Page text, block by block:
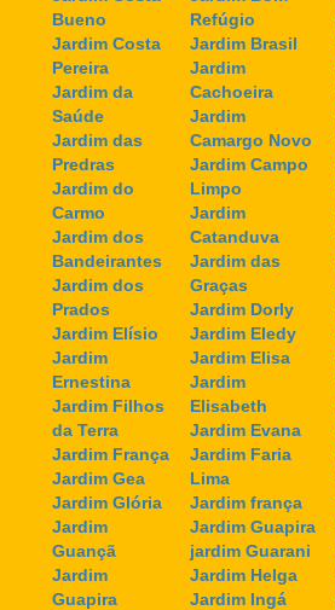
Bueno
Jardim Costa
Pereira
Jardim da
Saúde
Jardim das
Predras
Jardim do
Carmo
Jardim dos
Bandeirantes
Jardim dos
Prados
Jardim Elísio
Jardim
Ernestina
Jardim Filhos
da Terra
Jardim França
Jardim Gea
Jardim Glória
Jardim
Guançã
Jardim
Guapira
Refúgio
Jardim Brasil
Jardim
Cachoeira
Jardim
Camargo Novo
Jardim Campo
Limpo
Jardim
Catanduva
Jardim das
Graças
Jardim Dorly
Jardim Eledy
Jardim Elisa
Jardim
Elisabeth
Jardim Evana
Jardim Faria
Lima
Jardim frança
Jardim Guapira
jardim Guarani
Jardim Helga
Jardim Ingá